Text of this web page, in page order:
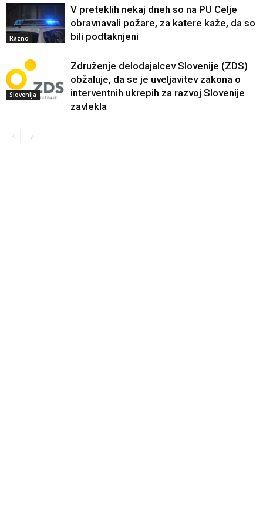
Razno
V preteklih nekaj dneh so na PU Celje
obravnavali požare, za katere kaže, da so
bili podtaknjeni
Slovenija
Združenje delodajalcev Slovenije (ZDS)
obžaluje, da se je uveljavitev zakona o
interventnih ukrepih za razvoj Slovenije
zavlekla